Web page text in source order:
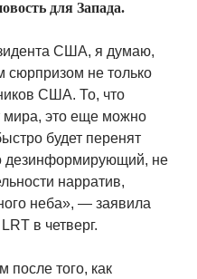
для Запада.
США, я думаю,
сюрпризом не только
США. То, что
мира, это еще можно
будет перенят
дезинформирующий, не
нарратив,
неба», — заявила
в четверг.
после того, как